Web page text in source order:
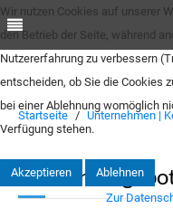
Startseite Unternehmen |
Wir nutzen Cookies auf unserer
den Betrieb der Seite, während
Nutzererfahrung zu verbessern
entscheiden, ob Sie die Cookies
bei einer Ablehnung womöglich
Verfügung stehen.
Akzeptieren
Ablehnen
Zur